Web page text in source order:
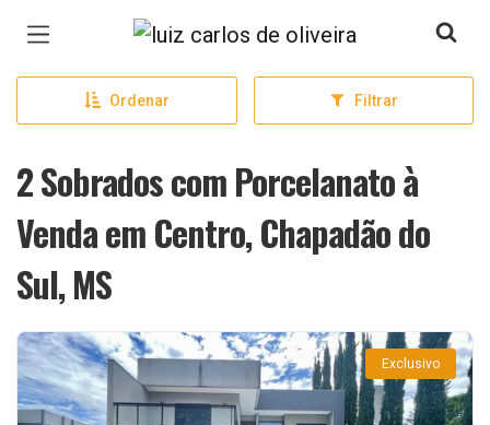
Página inicial
Ordenar Filtrar
2 Sobrados com Porcelanato à
Venda em Centro, Chapadão do
Sul, MS
Exclusivo